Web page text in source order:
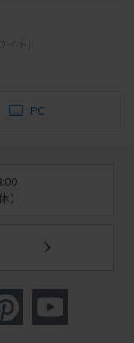
イト)
PC
）